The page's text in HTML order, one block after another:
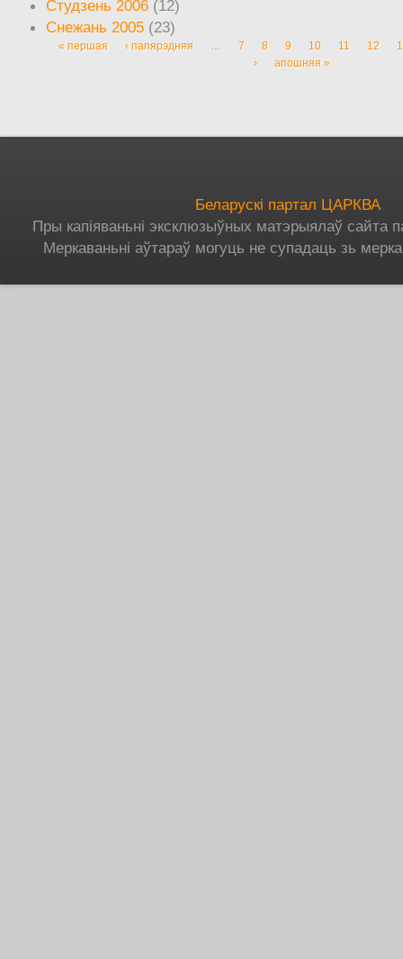
Студзень 2006 (12)
Снежань 2005 (23)
Старонкі
« першая ‹ папярэдняя … 7 8 9 10 11 12
›
апошняя »
Беларускі партал ЦАРКВА
Пры капіяваньні эксклюзыўных матэрыялаў сайта
Меркаваньні аўтараў могуць не супадаць зь